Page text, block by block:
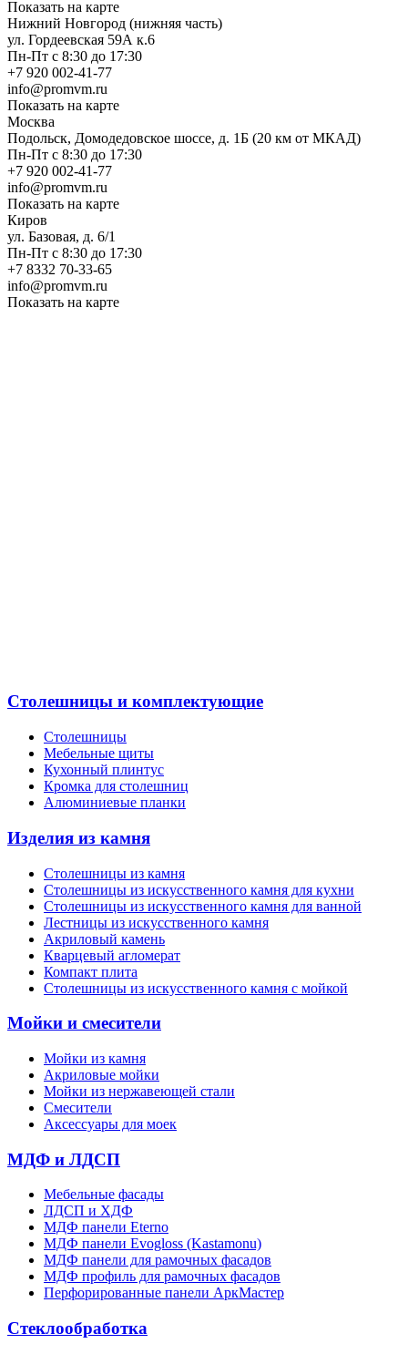
Показать на карте
Нижний Новгород (нижняя часть)
ул. Гордеевская 59А к.6
Пн-Пт с 8:30 до 17:30
+7 920 002-41-77
info@promvm.ru
Показать на карте
Москва
Подольск, Домодедовское шоссе, д. 1Б (20 км от МКАД)
Пн-Пт с 8:30 до 17:30
+7 920 002-41-77
info@promvm.ru
Показать на карте
Киров
ул. Базовая, д. 6/1
Пн-Пт с 8:30 до 17:30
+7 8332 70-33-65
info@promvm.ru
Показать на карте
Столешницы и комплектующие
Столешницы
Мебельные щиты
Кухонный плинтус
Кромка для столешниц
Алюминиевые планки
Изделия из камня
Столешницы из камня
Cтолешницы из искусственного камня для кухни
Cтолешницы из искусственного камня для ванной
Лестницы из искусственного камня
Акриловый камень
Кварцевый агломерат
Компакт плита
Столешницы из искусственного камня с мойкой
Мойки и смесители
Мойки из камня
Акриловые мойки
Мойки из нержавеющей стали
Смесители
Аксессуары для моек
МДФ и ЛДСП
Мебельные фасады
ЛДСП и ХДФ
МДФ панели Eterno
МДФ панели Evogloss (Kastamonu)
МДФ панели для рамочных фасадов
МДФ профиль для рамочных фасадов
Перфорированные панели АркМастер
Стеклообработка